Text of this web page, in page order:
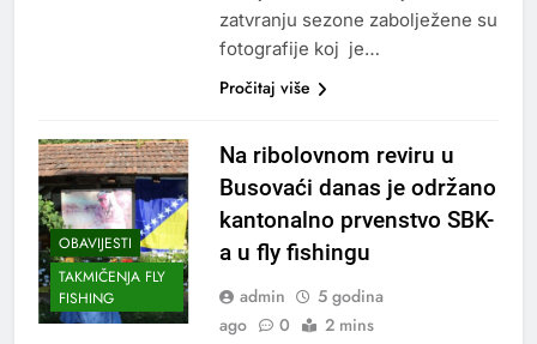
zatvranju sezone zabolježene su
fotografije koj je…
Pročitaj više
OBAVIJESTI
TAKMIČENJA FLY
FISHING
Na ribolovnom reviru u
Busovaći danas je održano
kantonalno prvenstvo SBK-
a u fly fishingu
admin
5 godina
ago
0 2 mins